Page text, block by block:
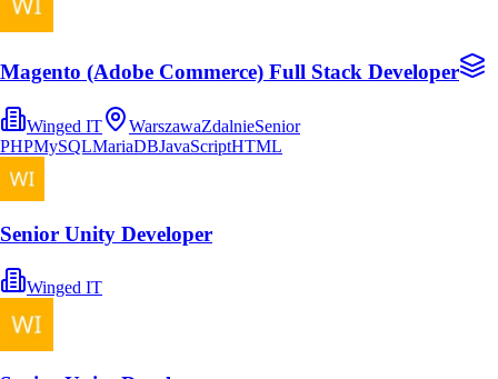
Magento (Adobe Commerce) Full Stack Developer
Winged IT WarszawaZdalnieSenior
PHPMySQLMariaDBJavaScriptHTML
Senior Unity Developer
Winged IT